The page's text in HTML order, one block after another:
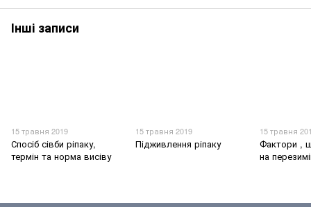
Інші записи
15 травня 2019
Спосіб сівби ріпаку,
термін та норма висіву
15 травня 2019
Підживлення ріпаку
15 травня
Фактори ,
на